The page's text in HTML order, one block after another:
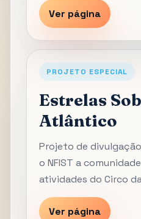
Ver página
PROJETO ESPECIAL
Estrelas
Atlântico
Projeto de
o NFIST a
atividades do Circo
Ver página